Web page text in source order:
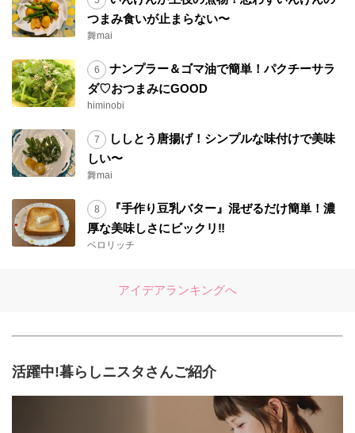
つまみ食いが止まらない〜
舞mai
ナンプラー＆ゴマ油で簡単！パクチーサラ
ダ♡おつまみにGOOD
himinobi
ししとう唐揚げ！シンプルな味付けで美味
しい〜
舞mai
『手作り豆乳バター』混ぜるだけ簡単！濃
厚な美味しさにビックリ‼︎
ベロリッチ
アイデアランキングへ
活躍中!暮らしニスタさんご紹介